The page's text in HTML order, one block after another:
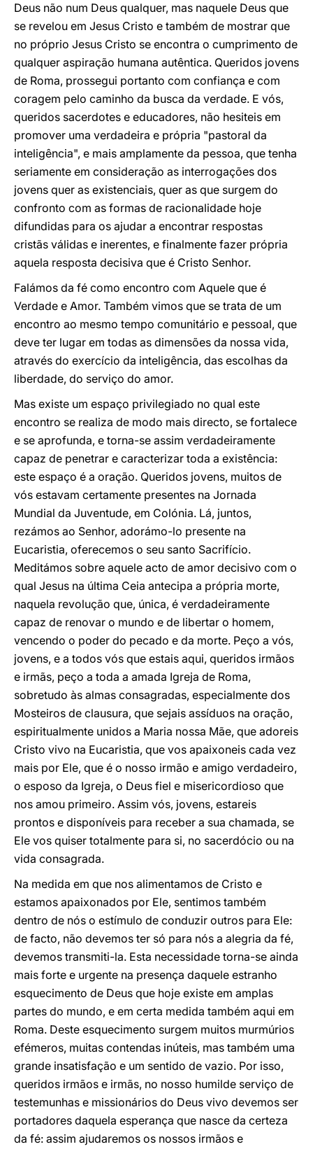
Deus não num Deus qualquer, mas naquele Deus que
se revelou em Jesus Cristo e também de mostrar que
no próprio Jesus Cristo se encontra o cumprimento de
qualquer aspiração humana autêntica. Queridos jovens
de Roma, prossegui portanto com confiança e com
coragem pelo caminho da busca da verdade. E vós,
queridos sacerdotes e educadores, não hesiteis em
promover uma verdadeira e própria "pastoral da
inteligência", e mais amplamente da pessoa, que tenha
seriamente em consideração as interrogações dos
jovens quer as existenciais, quer as que surgem do
confronto com as formas de racionalidade hoje
difundidas para os ajudar a encontrar respostas
cristãs válidas e inerentes, e finalmente fazer própria
aquela resposta decisiva que é Cristo Senhor.
Falámos da fé como encontro com Aquele que é
Verdade e Amor. Também vimos que se trata de um
encontro ao mesmo tempo comunitário e pessoal, que
deve ter lugar em todas as dimensões da nossa vida,
através do exercício da inteligência, das escolhas da
liberdade, do serviço do amor.
Mas existe um espaço privilegiado no qual este
encontro se realiza de modo mais directo, se fortalece
e se aprofunda, e torna-se assim verdadeiramente
capaz de penetrar e caracterizar toda a existência:
este espaço é a oração. Queridos jovens, muitos de
vós estavam certamente presentes na Jornada
Mundial da Juventude, em Colónia. Lá, juntos,
rezámos ao Senhor, adorámo-lo presente na
Eucaristia, oferecemos o seu santo Sacrifício.
Meditámos sobre aquele acto de amor decisivo com o
qual Jesus na última Ceia antecipa a própria morte,
naquela revolução que, única, é verdadeiramente
capaz de renovar o mundo e de libertar o homem,
vencendo o poder do pecado e da morte. Peço a vós,
jovens, e a todos vós que estais aqui, queridos irmãos
e irmãs, peço a toda a amada Igreja de Roma,
sobretudo às almas consagradas, especialmente dos
Mosteiros de clausura, que sejais assíduos na oração,
espiritualmente unidos a Maria nossa Mãe, que adoreis
Cristo vivo na Eucaristia, que vos apaixoneis cada vez
mais por Ele, que é o nosso irmão e amigo verdadeiro,
o esposo da Igreja, o Deus fiel e misericordioso que
nos amou primeiro. Assim vós, jovens, estareis
prontos e disponíveis para receber a sua chamada, se
Ele vos quiser totalmente para si, no sacerdócio ou na
vida consagrada.
Na medida em que nos alimentamos de Cristo e
estamos apaixonados por Ele, sentimos também
dentro de nós o estímulo de conduzir outros para Ele:
de facto, não devemos ter só para nós a alegria da fé,
devemos transmiti-la. Esta necessidade torna-se ainda
mais forte e urgente na presença daquele estranho
esquecimento de Deus que hoje existe em amplas
partes do mundo, e em certa medida também aqui em
Roma. Deste esquecimento surgem muitos murmúrios
efémeros, muitas contendas inúteis, mas também uma
grande insatisfação e um sentido de vazio. Por isso,
queridos irmãos e irmãs, no nosso humilde serviço de
testemunhas e missionários do Deus vivo devemos ser
portadores daquela esperança que nasce da certeza
da fé: assim ajudaremos os nossos irmãos e